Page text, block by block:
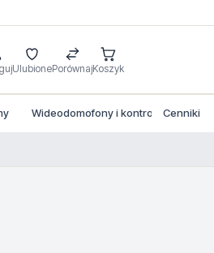
UlubionePorównajKoszyk
Wideodomofony i kontrola dostepu
Cenniki